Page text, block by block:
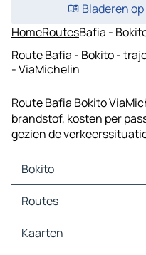
Bladeren
HomeRoutesBafia -
Route Bafia - Bokito -
- ViaMichelin
Route Bafia Bokito
brandstof, kosten per
gezien de
Bokito
Bokito Kaarten
Bokito Verkeer
Bokito Hotels
Bokito Restaurants
Routes
Routes Bokito - Ombessa
Kaarten